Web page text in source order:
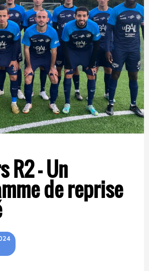
R2 – Un
de reprise